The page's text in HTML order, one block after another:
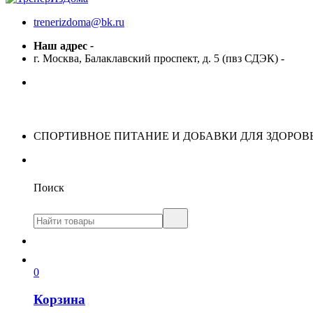
trenerizdoma@bk.ru
Наш адрес -
г. Москва, Балаклавский проспект, д. 5 (пвз СДЭК) -
СПОРТИВНОЕ ПИТАНИЕ И ДОБАВКИ ДЛЯ
Поиск
0
Корзина